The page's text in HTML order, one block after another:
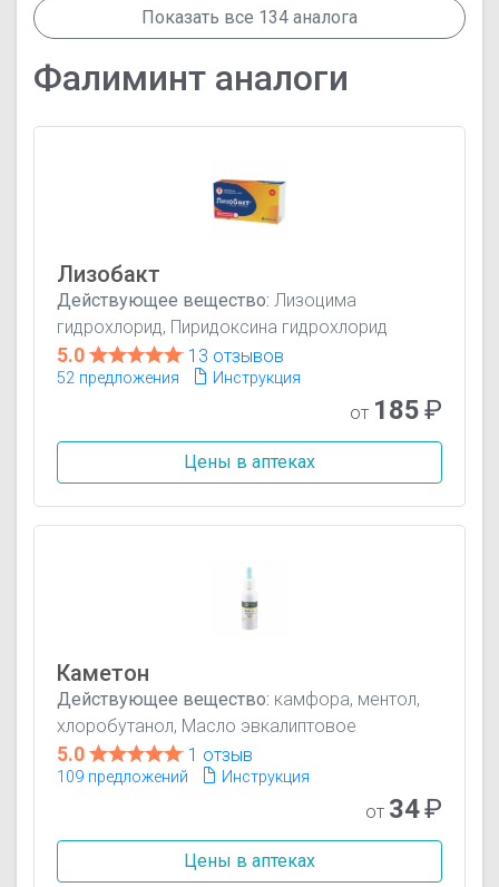
Показать все 134 аналога
Фалиминт аналоги
Лизобакт
Действующее вещество: Лизоцима
гидрохлорид, Пиридоксина гидрохлорид
5.0 13 отзывов
52 предложения Инструкция
от 185₽
Цены в аптеках
Каметон
Действующее вещество: камфора, ментол,
хлоробутанол, Масло эвкалиптовое
5.0 1 отзыв
109 предложений Инструкция
от 34₽
Цены в аптеках